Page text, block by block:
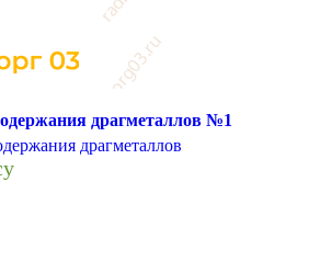
драгметаллов №1
драгметаллов